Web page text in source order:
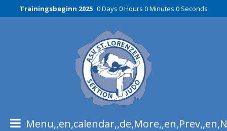
Trainingsbeginn 2025 0 Days 0 Hours 0 Minutes 0 Seconds